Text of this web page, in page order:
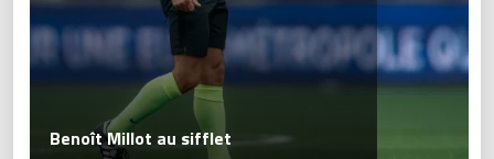
Benoît Millot au sifflet